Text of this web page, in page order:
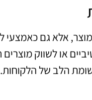
אלא גם כאמצעי
או לשווק
הלב של